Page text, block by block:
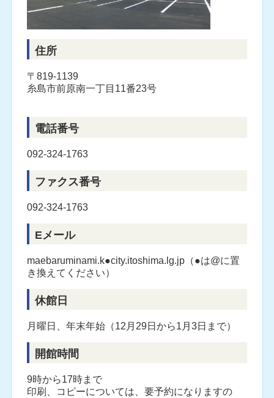
住所
〒819-1139
糸島市前原南一丁目11番23号
電話番号
092-324-1763
ファクス番号
092-324-1763
Eメール
maebaruminami.k●city.itoshima.lg.jp（●は@に置
き換えてください）
休館日
月曜日、年末年始（12月29日から1月3日まで）
開館時間
9時から17時まで
印刷、コピーについては、要予約になりますの